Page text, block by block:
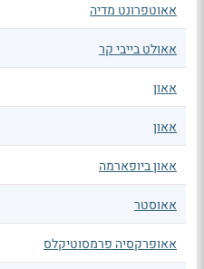
אאוטפרונט מדיה
אאולט בייבי קר
אאון
אאון
אאון ביופארמה
אאוסטר
אאופרקסיה פרמסוטיקלס